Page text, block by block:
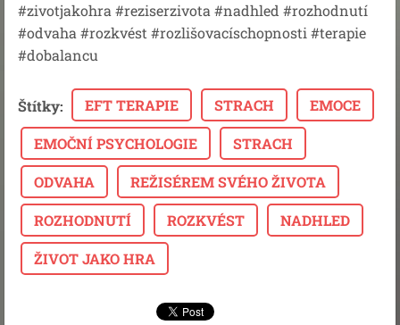
#zivotjakohra #reziserzivota #nadhled #rozhodnutí
#odvaha #rozkvést #rozlišovacíschopnosti #terapie
#dobalancu
Štítky: EFT TERAPIE STRACH EMOCE
EMOČNÍ PSYCHOLOGIE STRACH
ODVAHA REŽISÉREM SVÉHO ŽIVOTA
ROZHODNUTÍ ROZKVÉST NADHLED
ŽIVOT JAKO HRA